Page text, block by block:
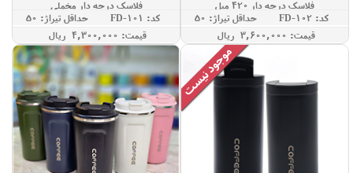
فلاسک درجه دار 420 میل
کد: FD-102
حداقل تيراژ: 50
قيمت: 3,600,000 ريال
فلاسک درجه دار مخملی
کد: FD-101
حداقل تيراژ: 50
قيمت: 4,300,000 ريال